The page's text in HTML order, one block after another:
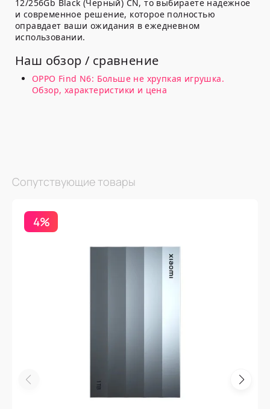
12/256Gb Black (Черный) CN, то выбираете надёжное
и современное решение, которое полностью
оправдает ваши ожидания в ежедневном
использовании.
Наш обзор / сравнение
OPPO Find N6: Больше не хрупкая игрушка.
Обзор, характеристики и цена
Сопутствующие товары
4%